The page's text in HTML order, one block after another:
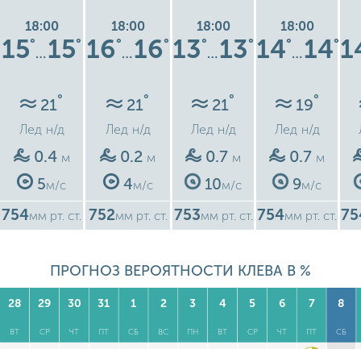
18:00
15°
…15°
21°
Лед н/д
0.4 м
5м/с
754мм рт. ст.
18:00
16°
…16°
21°
Лед н/д
0.2 м
4м/с
752мм рт. ст.
18:00
13°
…13°
21°
Лед н/д
0.7 м
10м/с
753мм рт. ст.
18:00
14°
…14°
19°
Лед н/д
0.7 м
9м/с
754мм рт. ст.
ПРОГНОЗ ВЕРОЯТНОСТИ КЛЕВА В %
28
ВТ
29
СР
30
ЧТ
31
ПТ
1
СБ
2
ВС
3
ПН
4
ВТ
5
СР
6
ЧТ
7
ПТ
8
СБ